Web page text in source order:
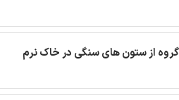
از ستون های سنگی در خاک نرم